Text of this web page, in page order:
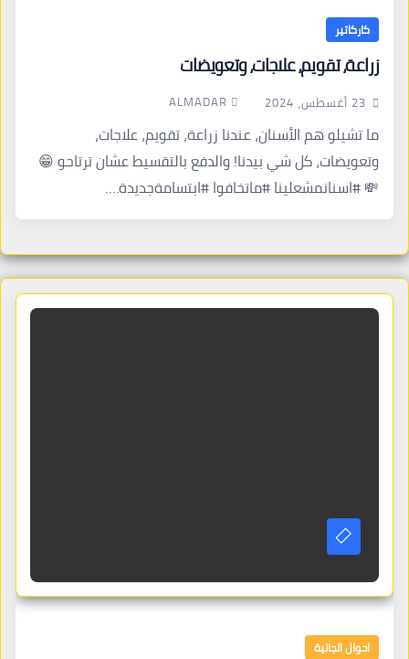
كاركاتير
زراعة، تقويم، علاجات، وتعويضات
23 أغسطس، 2024 ALMADAR
ما تشيلو هم الأسنان، عندنا زراعة، تقويم، علاجات،
وتعويضات، كل شي بيدنا! والدفع بالتقسيط عشان ترتاحو 😁
💸 #اسنانمشعلينا #ماتخافوا #ابتسامةجديدة.…
احوال الجالية